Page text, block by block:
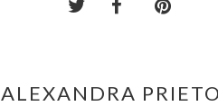
ALEXANDRA PRIETO